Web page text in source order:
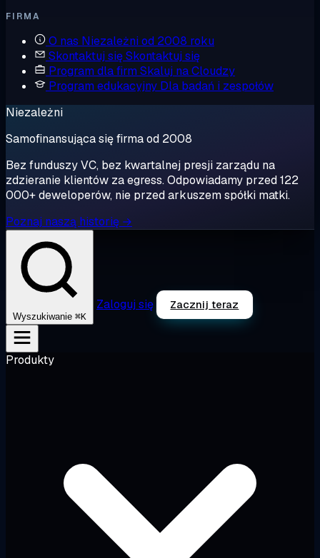
FIRMA
O nas Niezależni od 2008 roku
Skontaktuj sięSkontaktuj się
Program dla firm Skaluj na Cloudzy
Program edukacyjny Dla badań i zespołów
Niezależni
Samofinansująca się firma od 2008
Bez funduszy VC, bez kwartalnej presji zarządu na
zdzieranie klientów za egress. Odpowiadamy przed 122
000+ deweloperów, nie przed arkuszem spółki matki.
Poznaj naszą historię →
Wyszukiwanie ⌘K
Zaloguj się Zacznij teraz
Produkty